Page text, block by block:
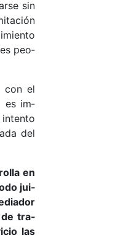
sin
peo­
con el
es im­
del
en
jui­
de tra­
las